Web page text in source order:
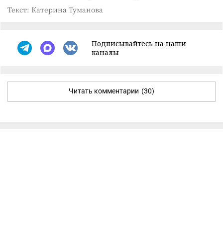
Текст: Катерина Туманова
Подписывайтесь на наши
каналы
Читать комментарии (30)